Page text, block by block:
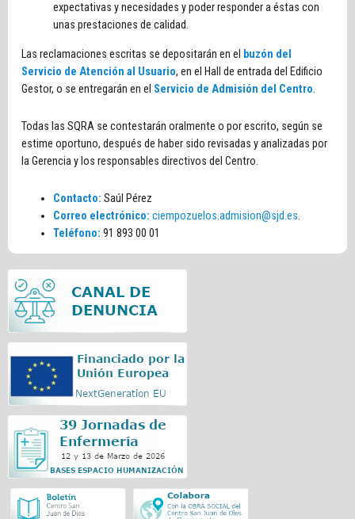
expectativas y necesidades y poder responder a éstas con
unas prestaciones de calidad.
Las reclamaciones escritas se depositarán en el buzón del
Servicio de Atención al Usuario, en el Hall de entrada del Edificio
Gestor, o se entregarán en el Servicio de Admisión del Centro.
Todas las SQRA se contestarán oralmente o por escrito, según se
estime oportuno, después de haber sido revisadas y analizadas por
la Gerencia y los responsables directivos del Centro.
Contacto: Saúl Pérez
Correo electrónico: ciempozuelos.admision@sjd.es.
Teléfono: 91 893 00 01